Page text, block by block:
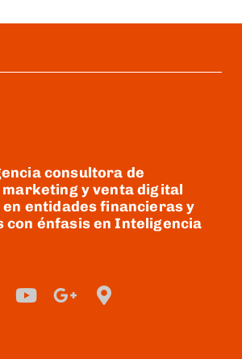
consultora de
y venta digital
entidades financieras y
con énfasis en Inteligencia